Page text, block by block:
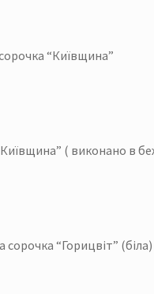
“Київщина”
( виконано в
“Горицвіт” (біла)